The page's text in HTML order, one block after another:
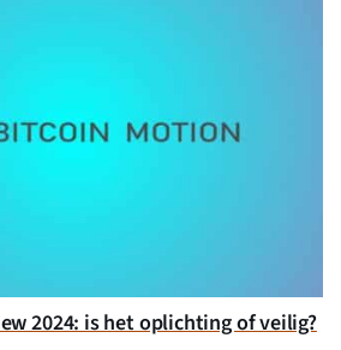
2024: is het oplichting of veilig?